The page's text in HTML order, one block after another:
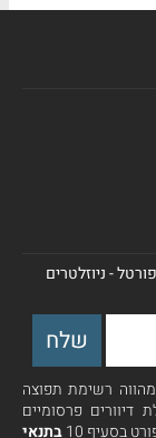
- ניוזלטרים
רשימת תפוצה
דיוורים פרסומיים
בסעיף 10
בתנאי